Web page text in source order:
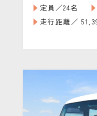
定員／24名
走行距離／